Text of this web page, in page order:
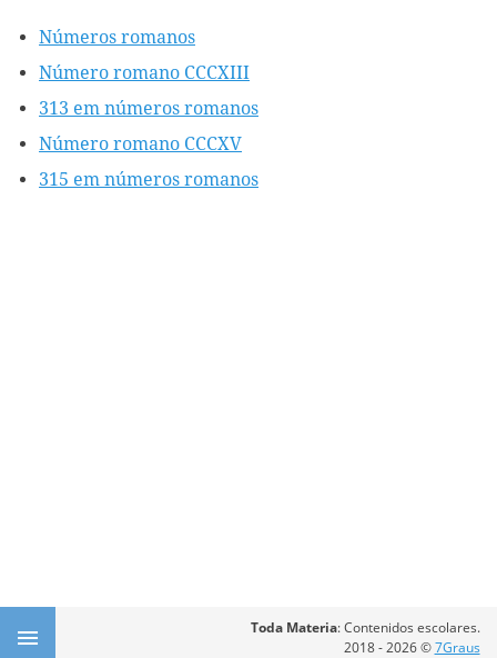
Números romanos
Número romano CCCXIII
313 em números romanos
Número romano CCCXV
315 em números romanos
Toda Materia: Contenidos escolares.
2018 - 2026 ©7Graus